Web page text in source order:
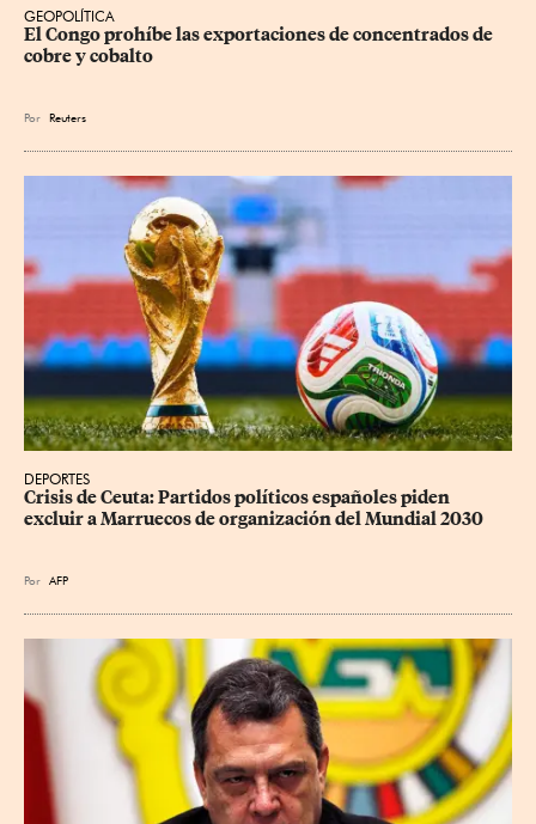
GEOPOLÍTICA
El Congo prohíbe las exportaciones de concentrados de
cobre y cobalto
Por Reuters
DEPORTES
Crisis de Ceuta: Partidos políticos españoles piden
excluir a Marruecos de organización del Mundial 2030
Por AFP